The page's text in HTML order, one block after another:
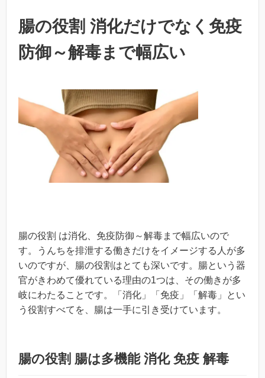
腸の役割 消化だけでなく免疫
防御～解毒まで幅広い
腸の役割 は消化、免疫防御～解毒まで幅広いので
す。うんちを排泄する働きだけをイメージする人が多
いのですが、腸の役割はとても深いです。腸という器
官がきわめて優れている理由の1つは、その働きが多
岐にわたることです。「消化」「免疫」「解毒」とい
う役割すべてを、腸は一手に引き受けています。
腸の役割 腸は多機能 消化 免疫 解毒